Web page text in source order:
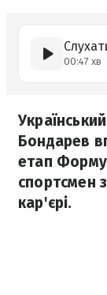
00:47 хв
Бондарев
етап
спортсмен
кар'єрі.